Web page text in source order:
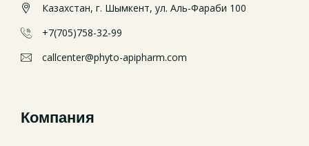
Казахстан, г. Шымкент, ул. Аль-Фараби 100
+7(705)758-32-99
callcenter@phyto-apipharm.com
Компания